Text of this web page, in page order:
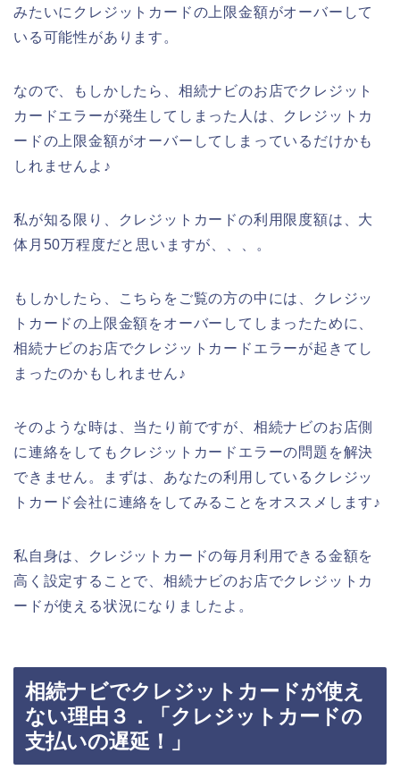
みたいにクレジットカードの上限金額がオーバーして
いる可能性があります。
なので、もしかしたら、相続ナビのお店でクレジット
カードエラーが発生してしまった人は、クレジットカ
ードの上限金額がオーバーしてしまっているだけかも
しれませんよ♪
私が知る限り、クレジットカードの利用限度額は、大
体月50万程度だと思いますが、、、。
もしかしたら、こちらをご覧の方の中には、クレジッ
トカードの上限金額をオーバーしてしまったために、
相続ナビのお店でクレジットカードエラーが起きてし
まったのかもしれません♪
そのような時は、当たり前ですが、相続ナビのお店側
に連絡をしてもクレジットカードエラーの問題を解決
できません。まずは、あなたの利用しているクレジッ
トカード会社に連絡をしてみることをオススメします♪
私自身は、クレジットカードの毎月利用できる金額を
高く設定することで、相続ナビのお店でクレジットカ
ードが使える状況になりましたよ。
相続ナビでクレジットカードが使え
ない理由３．「クレジットカードの
支払いの遅延！」